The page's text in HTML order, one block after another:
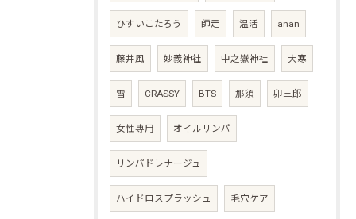
ひすいこたろう 師走 温活 anan
藤井風 妙義神社 中之嶽神社 大寒
雪 CRASSY BTS 那須 卯三郎
女性専用 オイルリンパ
リンパドレナージュ
ハイドロスプラッシュ 毛穴ケア